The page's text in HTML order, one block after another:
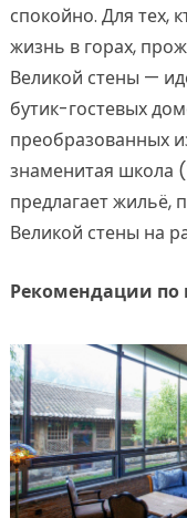
спокойно. Для тех,
жизнь в горах,
Великой стены —
бутик-гостевых
преобразованных
знаменитая школа
предлагает жильё,
Великой стены на
Рекомендации по